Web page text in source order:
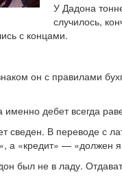
У Дадона
случилось,
с концами.
он с правилами
дебет всегда
сведен. В переводе с
а «кредит» — «должен
был не в ладу.